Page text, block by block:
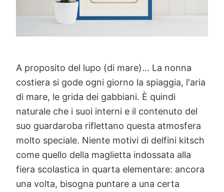
A proposito del lupo (di mare)... La nonna
costiera si gode ogni giorno la spiaggia, l'aria
di mare, le grida dei gabbiani. È quindi
naturale che i suoi interni e il contenuto del
suo guardaroba riflettano questa atmosfera
molto speciale. Niente motivi di delfini kitsch
come quello della maglietta indossata alla
fiera scolastica in quarta elementare: ancora
una volta, bisogna puntare a una certa